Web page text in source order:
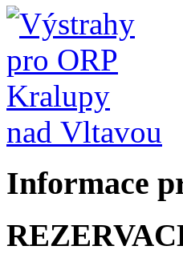
Informace